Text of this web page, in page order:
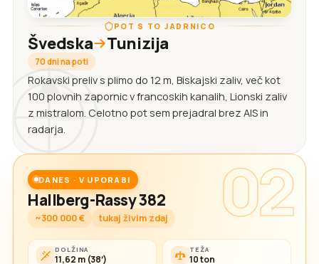
POT S TO JADRNICO
Švedska Tunizija
70 dni na poti
Rokavski preliv s plimo do 12 m, Biskajski zaliv, več kot
100 plovnih zapornic v francoskih kanalih, Lionski zaliv
z mistralom. Celotno pot sem prejadral brez AIS in
radarja.
02
DANES · V UPORABI
Hallberg-Rassy 382
~300 000 € tukaj živim zdaj
DOLŽINA
11,62 m (38′)
TEŽA
10 ton